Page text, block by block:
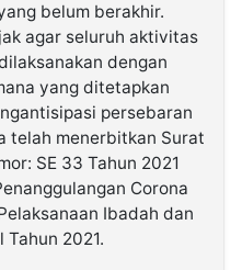
belum berakhir.
agar seluruh aktivitas
dengan
yang ditetapkan
persebaran
telah menerbitkan Surat
SE 33 Tahun 2021
Corona
Ibadah dan
2021.